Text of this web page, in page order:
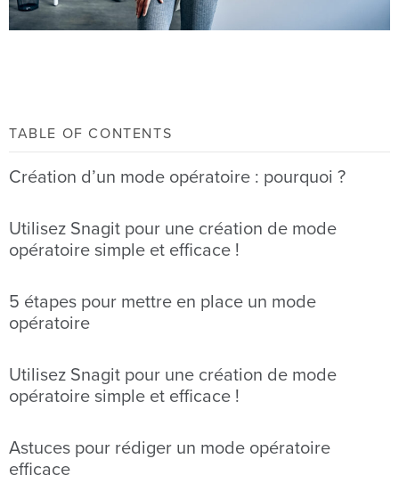
TABLE OF CONTENTS
Création d’un mode opératoire : pourquoi ?
Utilisez Snagit pour une création de mode
opératoire simple et efficace !
5 étapes pour mettre en place un mode
opératoire
Utilisez Snagit pour une création de mode
opératoire simple et efficace !
Astuces pour rédiger un mode opératoire
efficace